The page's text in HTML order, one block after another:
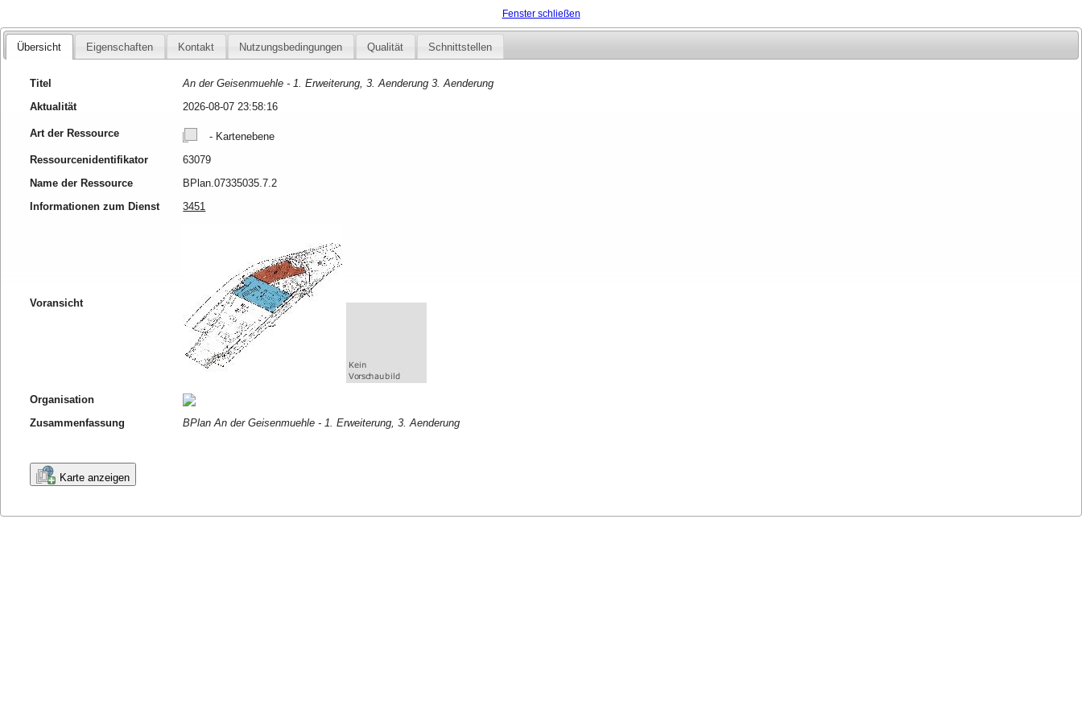
Fenster schließen
Übersicht Eigenschaften Kontakt Nutzungsbedingungen Qualität Schnittstellen
Titel
An der Geisenmuehle - 1. Erweiterung, 3. Aenderung 3. Aenderung
Aktualität
2026-08-07 23:58:16
Art der Ressource
- Kartenebene
Ressourcenidentifikator
63079
Name der Ressource
BPlan.07335035.7.2
Informationen zum Dienst
3451
Voransicht
Organisation
Zusammenfassung
BPlan An der Geisenmuehle - 1. Erweiterung, 3. Aenderung
Karte anzeigen